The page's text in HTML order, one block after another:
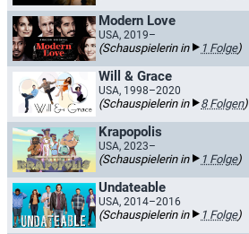
Modern Love
USA, 2019–
(Schauspielerin in 1 Folge)
Will & Grace
USA, 1998–2020
(Schauspielerin in 8 Folgen)
Krapopolis
USA, 2023–
(Schauspielerin in 1 Folge)
Undateable
USA, 2014–2016
(Schauspielerin in 1 Folge)